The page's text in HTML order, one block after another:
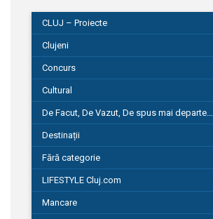
CLUJ – Proiecte
Clujeni
Concurs
Cultural
De Facut, De Vazut, De spus mai departe…
Destinații
Fără categorie
LIFESTYLE Cluj.com
Mancare